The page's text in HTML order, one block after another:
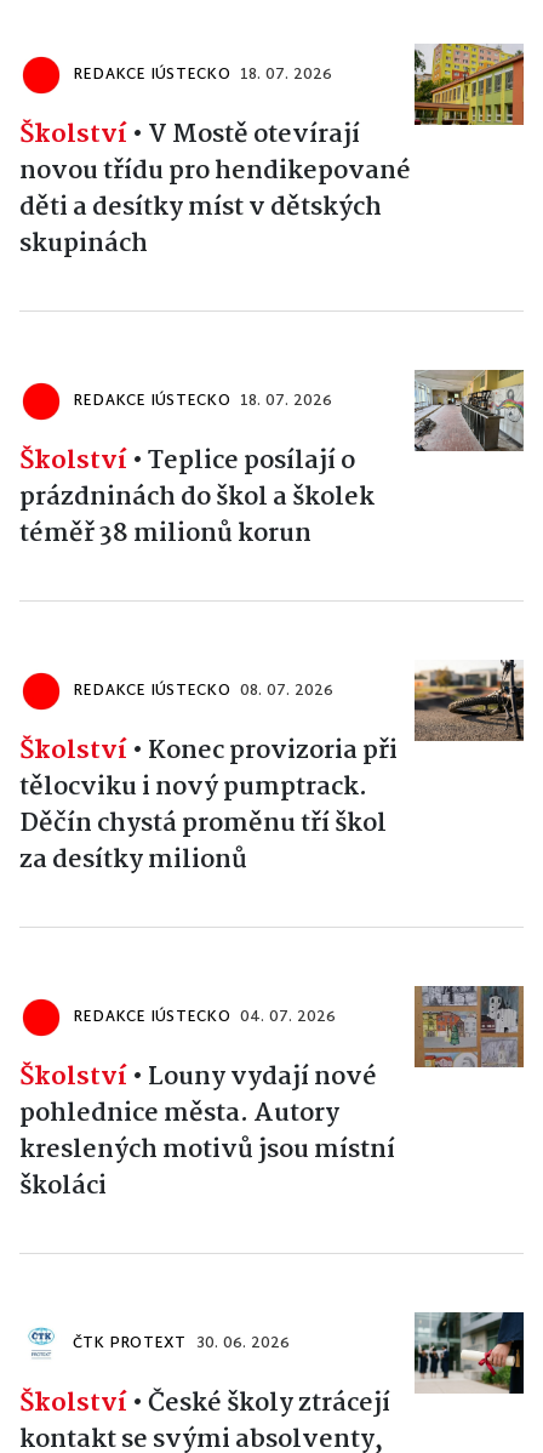
REDAKCE IÚSTECKO 18. 07. 2026
Školství• V Mostě otevírají
novou třídu pro hendikepované
děti a desítky míst v dětských
skupinách
REDAKCE IÚSTECKO 18. 07. 2026
Školství•Teplice posílají o
prázdninách do škol a školek
téměř 38 milionů korun
REDAKCE IÚSTECKO 08. 07. 2026
Školství• Konec provizoria při
tělocviku i nový pumptrack.
Děčín chystá proměnu tří škol
za desítky milionů
REDAKCE IÚSTECKO 04. 07. 2026
Školství• Louny vydají nové
pohlednice města. Autory
kreslených motivů jsou místní
školáci
ČTK PROTEXT 30. 06. 2026
Školství•České školy ztrácejí
kontakt se svými absolventy,